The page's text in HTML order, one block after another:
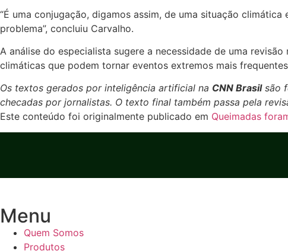
“É uma conjugação, digamos assim, de uma situação
problema”, concluiu Carvalho.
A análise do especialista sugere a necessidade de uma
climáticas que podem tornar eventos extremos mais
Os textos gerados por inteligência artificial na CNN Brasilsão
checadas por jornalistas. O texto final também passa pela
Este conteúdo foi originalmente publicado em Queimadas
Menu
Quem Somos
Produtos